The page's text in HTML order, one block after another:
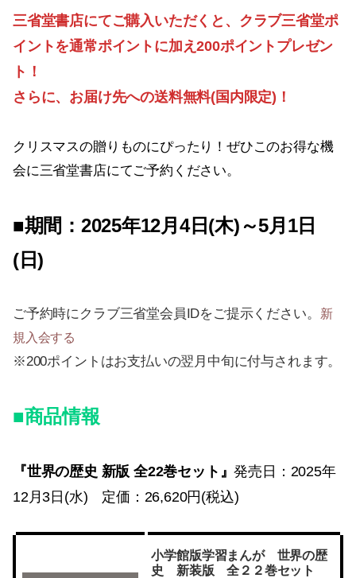
三省堂書店にてご購入いただくと、クラブ三省堂ポ
イントを通常ポイントに加え200ポイントプレゼン
ト！
さらに、お届け先への送料無料(国内限定)！
クリスマスの贈りものにぴったり！ぜひこのお得な機
会に三省堂書店にてご予約ください。
■期間：2025年12月4日(木)～5月1日
(日)
ご予約時にクラブ三省堂会員IDをご提示ください。
新
規入会する
※200ポイントはお支払いの翌月中旬に付与されます。
■商品情報
『世界の歴史 新版 全22巻セット』発売日：2025年
12月3日(水) 定価：26,620円(税込)
小学館版学習まんが 世界の歴
史 新装版 全２２巻セット